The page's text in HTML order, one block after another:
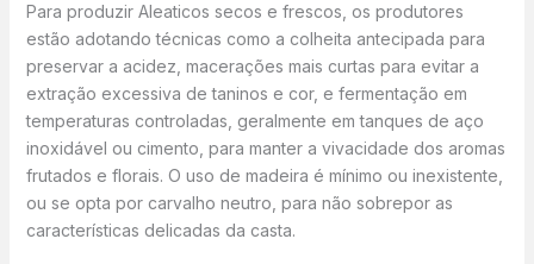
Para produzir Aleaticos secos e frescos, os produtores
estão adotando técnicas como a colheita antecipada para
preservar a acidez, macerações mais curtas para evitar a
extração excessiva de taninos e cor, e fermentação em
temperaturas controladas, geralmente em tanques de aço
inoxidável ou cimento, para manter a vivacidade dos aromas
frutados e florais. O uso de madeira é mínimo ou inexistente,
ou se opta por carvalho neutro, para não sobrepor as
características delicadas da casta.